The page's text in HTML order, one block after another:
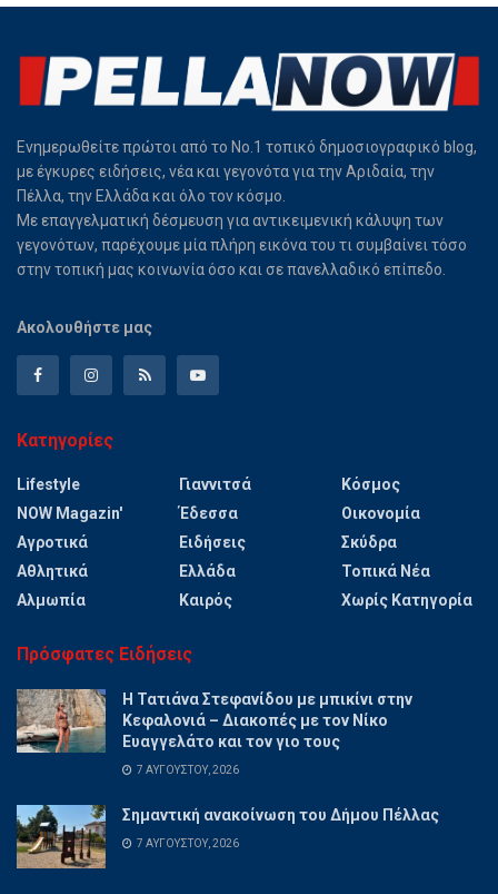
Ενημερωθείτε πρώτοι από το Νο.1 τοπικό δημοσιογραφικό blog,
με έγκυρες ειδήσεις, νέα και γεγονότα για την Αριδαία, την
Πέλλα, την Ελλάδα και όλο τον κόσμο.
Με επαγγελματική δέσμευση για αντικειμενική κάλυψη των
γεγονότων, παρέχουμε μία πλήρη εικόνα του τι συμβαίνει τόσο
στην τοπική μας κοινωνία όσο και σε πανελλαδικό επίπεδο.
Ακολουθήστε μας
Κατηγορίες
Lifestyle
NOW Magazin'
Αγροτικά
Αθλητικά
Αλμωπία
Γιαννιτσά
Έδεσσα
Ειδήσεις
Ελλάδα
Καιρός
Κόσμος
Οικονομία
Σκύδρα
Τοπικά Νέα
Χωρίς Κατηγορία
Πρόσφατες Ειδήσεις
Η Τατιάνα Στεφανίδου με μπικίνι στην
Κεφαλονιά – Διακοπές με τον Νίκο
Ευαγγελάτο και τον γιο τους
7 ΑΥΓΟΎΣΤΟΥ, 2026
Σημαντική ανακοίνωση του Δήμου Πέλλας
7 ΑΥΓΟΎΣΤΟΥ, 2026